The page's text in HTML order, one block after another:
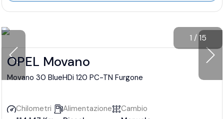
1 /15
OPEL Movano
Movano 30 BlueHDi 120 PC-TN Furgone
Chilometri
Alimentazione
Cambio